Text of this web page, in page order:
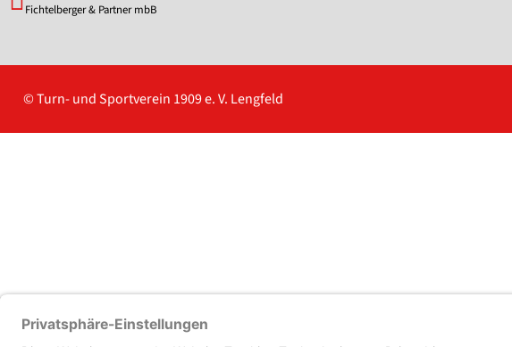
Fichtelberger & Partner mbB
© Turn- und Sportverein 1909e. V. Lengfeld